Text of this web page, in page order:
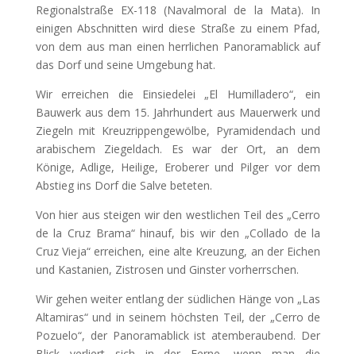
Regionalstraße EX-118 (Navalmoral de la Mata). In
einigen Abschnitten wird diese Straße zu einem Pfad,
von dem aus man einen herrlichen Panoramablick auf
das Dorf und seine Umgebung hat.
Wir erreichen die Einsiedelei „El Humilladero“, ein
Bauwerk aus dem 15. Jahrhundert aus Mauerwerk und
Ziegeln mit Kreuzrippengewölbe, Pyramidendach und
arabischem Ziegeldach. Es war der Ort, an dem
Könige, Adlige, Heilige, Eroberer und Pilger vor dem
Abstieg ins Dorf die Salve beteten.
Von hier aus steigen wir den westlichen Teil des „Cerro
de la Cruz Brama“ hinauf, bis wir den „Collado de la
Cruz Vieja“ erreichen, eine alte Kreuzung, an der Eichen
und Kastanien, Zistrosen und Ginster vorherrschen.
Wir gehen weiter entlang der südlichen Hänge von „Las
Altamiras“ und in seinem höchsten Teil, der „Cerro de
Pozuelo“, der Panoramablick ist atemberaubend. Der